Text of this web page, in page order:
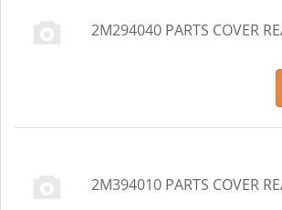
2M294040 PARTS COVER
2M394010 PARTS COVER